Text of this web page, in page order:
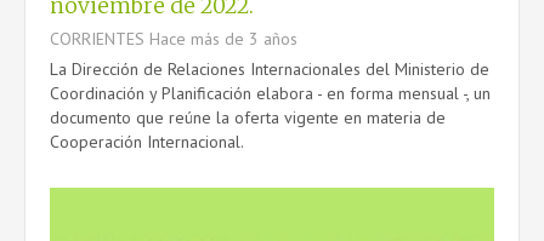
noviembre de 2022.
CORRIENTES Hace más de 3 años
La Dirección de Relaciones Internacionales del Ministerio de
Coordinación y Planificación elabora - en forma mensual -, un
documento que reúne la oferta vigente en materia de
Cooperación Internacional.